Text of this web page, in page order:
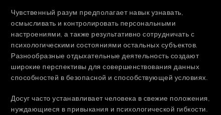
Чувственный разум предполагает навык узнавать,
осмысливать и контролировать персональными
настроениями, а также результативно сотрудничать с
психологическими состояниями остальных субъектов.
Разнообразные отдыхательные деятельность создают
широкие перспективы для совершенствования данных
способностей в безопасной и способствующей условиях.
Досуг часто устанавливает человека в свежие положения,
нуждающиеся в привыкания и психологической гибкости.